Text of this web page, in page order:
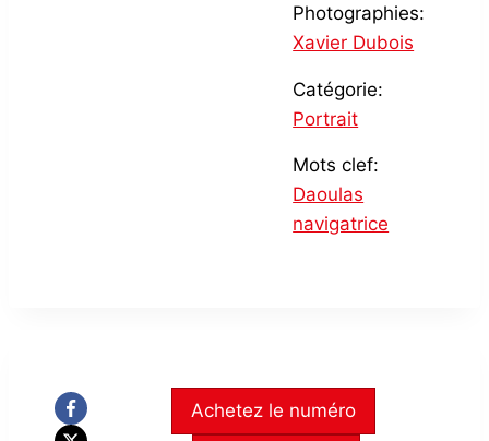
Photographies:
Xavier Dubois
Catégorie:
Portrait
Mots clef:
Daoulas
navigatrice
Achetez le numéro